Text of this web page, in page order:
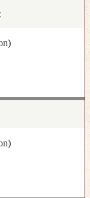
)
)